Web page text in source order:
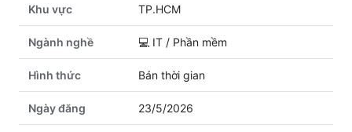
Khu vực TP.HCM
Ngành nghề 💻 IT / Phần mềm
Hình thức Bán thời gian
Ngày đăng 23/5/2026